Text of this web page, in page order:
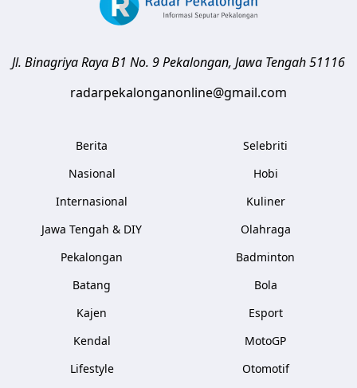
Jl. Binagriya Raya B1 No. 9Pekalongan, Jawa Tengah51116
radarpekalonganonline@gmail.com
Berita
Nasional
Internasional
Jawa Tengah & DIY
Pekalongan
Batang
Kajen
Kendal
Lifestyle
Selebriti
Hobi
Kuliner
Olahraga
Badminton
Bola
Esport
MotoGP
Otomotif